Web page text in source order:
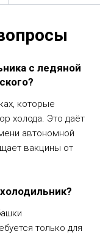
с ледяной
которые
холода. Это даёт
автономной
вакцины от
только для